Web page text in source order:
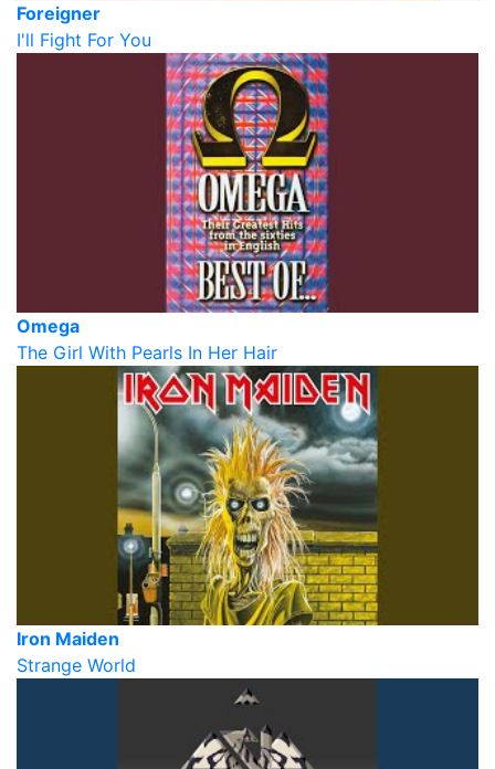
Foreigner
I'll Fight For You
Omega
The Girl With Pearls In Her Hair
Iron Maiden
Strange World